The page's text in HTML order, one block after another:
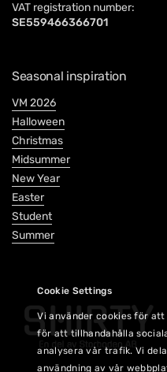
VAT registration number:
SE559466366701
Seasonal inspiration
VM 2026
Halloween
Christmas
Midsummer
New Year
Easter
Student
Summer
Cookie Settings
Vi använder cookies för att
för att tillhandahålla
analysera vår trafik. Vi
användning av vår